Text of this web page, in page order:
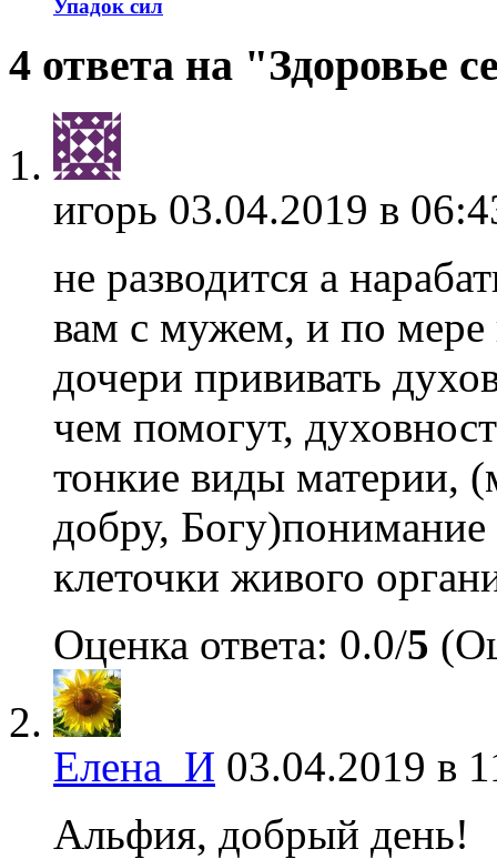
Упадок сил
4 ответа на "Здоровье
игорь 03.04.2019 в
не разводится а
вам с мужем, и по мере
дочери прививать
чем помогут,
тонкие виды материи,
добру,
клеточки живого
Оценка ответа: 0.0/5
Елена_И 03.04.2019 в
Альфия, добрый день!